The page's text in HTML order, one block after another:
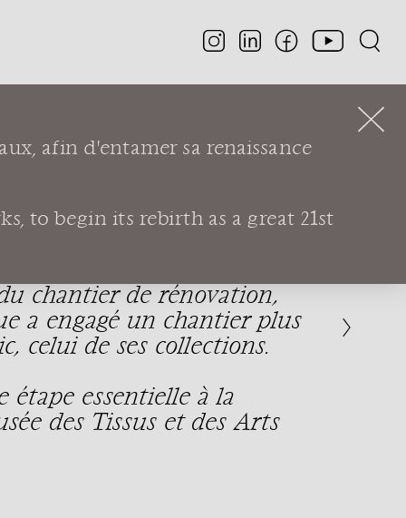
afin d'entamer sa renaissance
to begin its rebirth as a great 21st
DES
chantier de rénovation,
a engagé un chantier plus
celui de ses collections.
étape essentielle à la
des Tissus et des Arts